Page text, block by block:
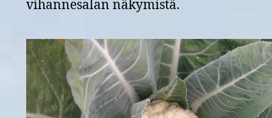
vihannesalan näkymistä.